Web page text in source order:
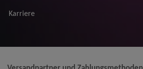
Karriere